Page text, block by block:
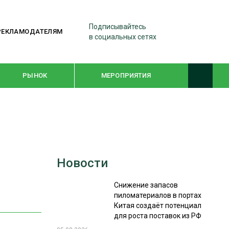
Подписывайтесь
в социальных сетях
РЫНОК МЕРОПРИЯТИЯ
WOODEX-2021
СУШКА ДРЕВЕСИНЫ
Новости
Снижение запасов
пиломатериалов в портах
Китая создаёт потенциал
для роста поставок из РФ